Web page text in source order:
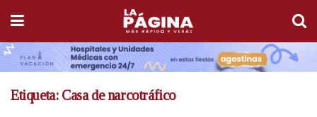
Etiqueta: Casa de narcotráfico